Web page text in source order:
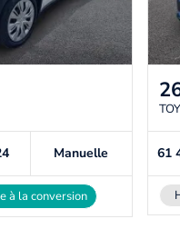
Manuelle
à la conversion
61